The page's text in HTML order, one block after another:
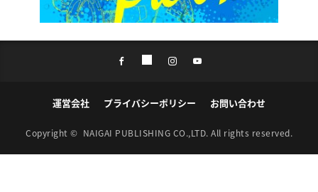
運営会社 プライバシーポリシー お問い合わせ
Copyright © NAIGAI PUBLISHING CO.,LTD. All rights reserved.